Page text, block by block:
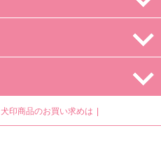
犬印商品のお買い求めは